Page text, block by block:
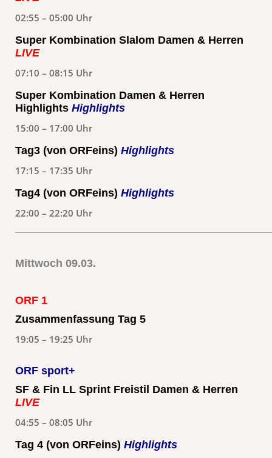
02:55 – 05:00 Uhr
Super Kombination Slalom Damen & Herren
LIVE
07:10 – 08:15 Uhr
Super Kombination Damen & Herren
Highlights Highlights
15:00 – 17:00 Uhr
Tag3 (von ORFeins) Highlights
17:15 – 17:35 Uhr
Tag4 (von ORFeins) Highlights
22:00 – 22:20 Uhr
Mittwoch 09.03.
ORF 1
Zusammenfassung Tag 5
19:05 – 19:25 Uhr
ORF sport+
SF & Fin LL Sprint Freistil Damen & Herren
LIVE
04:55 – 08:05 Uhr
Tag 4 (von ORFeins) Highlights